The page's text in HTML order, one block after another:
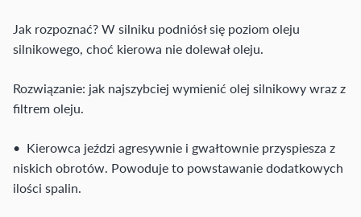
Jak rozpoznać? W silniku podniósł się poziom oleju
silnikowego, choć kierowa nie dolewał oleju.
Rozwiązanie: jak najszybciej wymienić olej silnikowy wraz z
filtrem oleju.
• Kierowca jeździ agresywnie i gwałtownie przyspiesza z
niskich obrotów. Powoduje to powstawanie dodatkowych
ilości spalin.